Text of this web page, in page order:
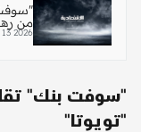
من
2026
"سوفت بنك"
"تويوتا"